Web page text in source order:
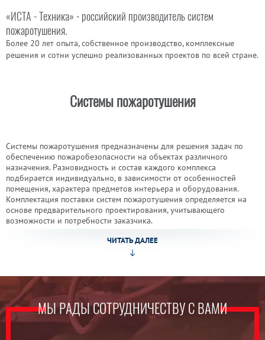
«ИСТА - Техника» - российский производитель систем
пожаротушения.
Более 20 лет опыта, собственное производство, комплексные
решения и сотни успешно реализованных проектов по всей стране.
Cистемы пожаротушения
Системы пожаротушения предназначены для решения задач по
обеспечению пожаробезопасности на объектах различного
назначения. Разновидность и состав каждого комплекса
подбирается индивидуально, в зависимости от особенностей
помещения, характера предметов интерьера и оборудования.
Комплектация поставки систем пожаротушения определяется на
основе предварительного проектирования, учитывающего
возможности и потребности заказчика.
МЫ РАДЫ СОТРУДНИЧЕСТВУ С ВАМИ